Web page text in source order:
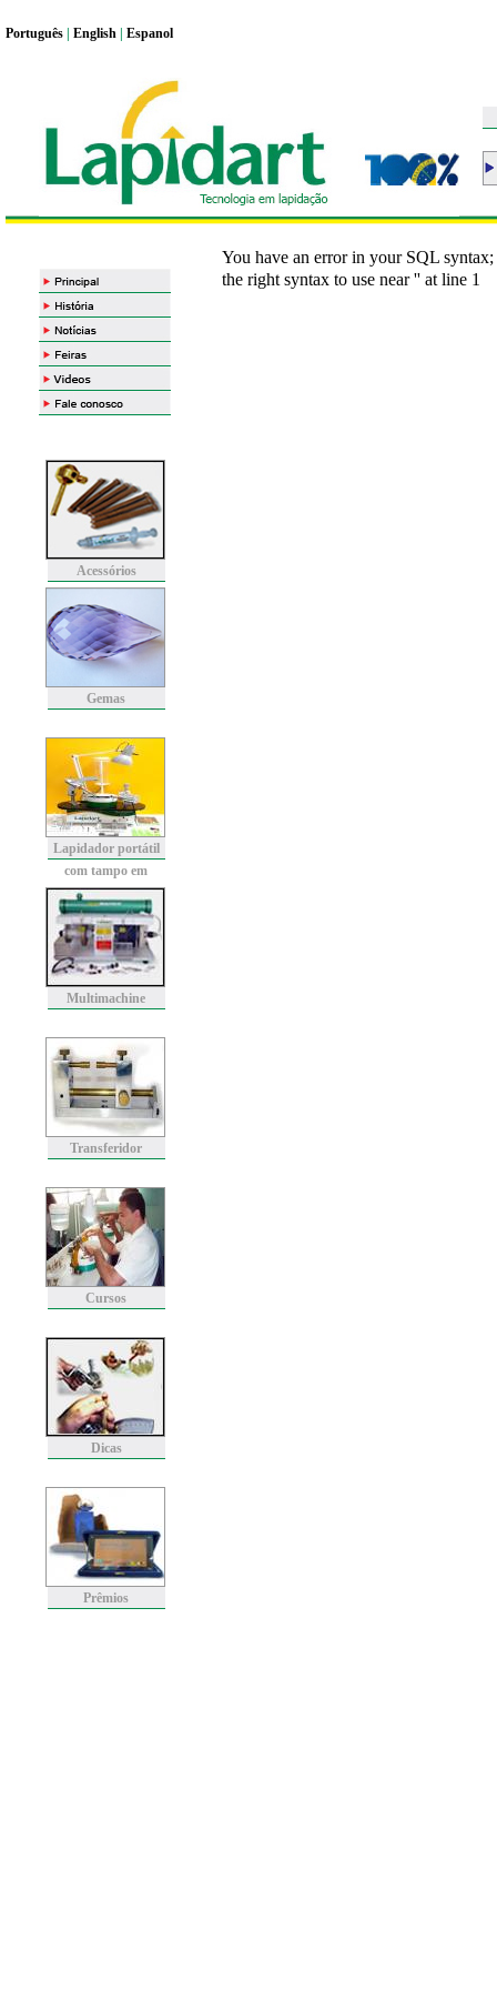
Português English Espanol
Acessórios
Gemas
Lapidador portátil
com tampo em
granito
Multimachine
Transferidor
Cursos
Dicas
Prêmios
You have an error in your SQL
the right syntax to use near '' at line 1